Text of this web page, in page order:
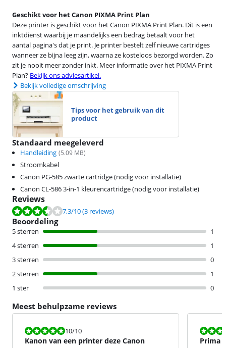
Geschikt voor het Canon PIXMA Print Plan
Deze printer is geschikt voor het Canon PIXMA Print Plan. Dit is een
inktdienst waarbij je maandelijks een bedrag betaalt voor het
aantal pagina's dat je print. Je printer bestelt zelf nieuwe cartridges
wanneer ze bijna leeg zijn, waarna ze kosteloos bezorgd worden. Zo
zit je nooit meer zonder inkt. Meer informatie over het PIXMA Print
Plan? Bekijk ons adviesartikel.
Bekijk volledige omschrijving
Tips voor het gebruik van dit
product
Standaard meegeleverd
Handleiding (5.09 MB)
Stroomkabel
Canon PG-585 zwarte cartridge (nodig voor installatie)
Canon CL-586 3-in-1 kleurencartridge (nodig voor installatie)
Reviews
Beoordeling is 7,3 van de 10, gebaseerd op 3 reviews.
7,3/10(3 reviews)
Beoordeling
5 sterren
1
4 sterren
1
3 sterren
0
2 sterren
1
1 ster
0
Meest behulpzame reviews
Beoordeling is 10 van de 10.
10/10
Kanon van een printer deze Canon Prima